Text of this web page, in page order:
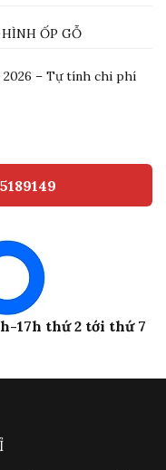
ỐP GỖ
– Tự tính chi phí
17h thứ 2 tới thứ 7